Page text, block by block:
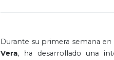
Durante su primera semana
Vera, ha desarrollado una